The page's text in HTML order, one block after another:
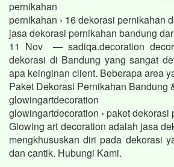
pernikahan
pernikahan › 16 dekorasi pernikahan
jasa dekorasi pernikahan bandung
11 Nov — sadiqa.decoration
dekorasi di Bandung yang sangat
apa keinginan client. Beberapa area
Paket Dekorasi Pernikahan Bandung
glowingartdecoration
glowingartdecoration › paket dekorasi
Glowing art decoration adalah jasa
mengkhususkan diri pada dekorasi
dan cantik. Hubungi Kami.